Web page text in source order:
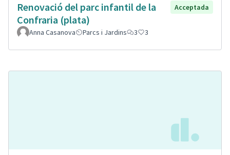
Renovació del parc infantil de la
Confraria (plata)
Acceptada
Anna Casanova Parcs i Jardins 3 3